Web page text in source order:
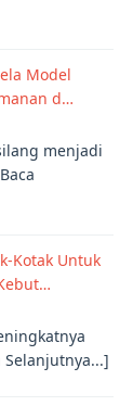
Model
d…
menjadi
Kotak Untuk
Selanjutnya...]